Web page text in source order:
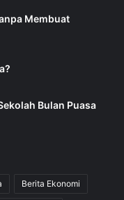
Membuat
Bulan Puasa
Berita Ekonomi